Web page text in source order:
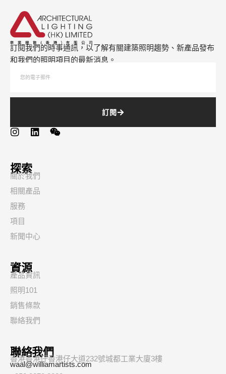
訂閱我們的時事通訊，以了解有關建築照明趨勢、新產品發布
和我們的照明項目的最新消息。
訂閱
探索
關於我們
相關產品
服務
項目
新聞中心
資源
產品資訊
照明101
銷售條款
聯絡我們
聯絡我們
香港香港仔香港仔大道232號城都工業大廈3樓
waal@williamartists.com